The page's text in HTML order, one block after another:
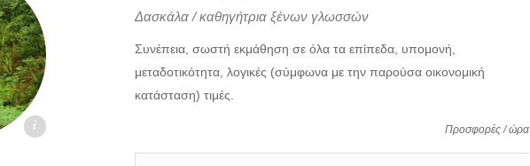
Δασκάλα / καθηγήτρια ξένων γλωσσών
Συνέπεια, σωστή εκμάθηση σε όλα τα επίπεδα, υπομονή,
μεταδοτικότητα, λογικές (σύμφωνα με την παρούσα οικονομική
κατάσταση) τιμές.
Προσφορές / ώρα